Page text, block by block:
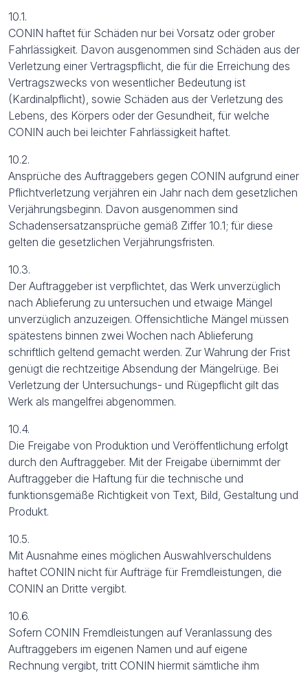
10.1.
CONIN haftet für Schäden nur bei Vorsatz oder grober
Fahrlässigkeit. Davon ausgenommen sind Schäden aus der
Verletzung einer Vertragspflicht, die für die Erreichung des
Vertragszwecks von wesentlicher Bedeutung ist
(Kardinalpflicht), sowie Schäden aus der Verletzung des
Lebens, des Körpers oder der Gesundheit, für welche
CONIN auch bei leichter Fahrlässigkeit haftet.
10.2.
Ansprüche des Auftraggebers gegen CONIN aufgrund einer
Pflichtverletzung verjähren ein Jahr nach dem gesetzlichen
Verjährungsbeginn. Davon ausgenommen sind
Schadensersatzansprüche gemäß Ziffer 10.1; für diese
gelten die gesetzlichen Verjährungsfristen.
10.3.
Der Auftraggeber ist verpflichtet, das Werk unverzüglich
nach Ablieferung zu untersuchen und etwaige Mängel
unverzüglich anzuzeigen. Offensichtliche Mängel müssen
spätestens binnen zwei Wochen nach Ablieferung
schriftlich geltend gemacht werden. Zur Wahrung der Frist
genügt die rechtzeitige Absendung der Mängelrüge. Bei
Verletzung der Untersuchungs- und Rügepflicht gilt das
Werk als mangelfrei abgenommen.
10.4.
Die Freigabe von Produktion und Veröffentlichung erfolgt
durch den Auftraggeber. Mit der Freigabe übernimmt der
Auftraggeber die Haftung für die technische und
funktionsgemäße Richtigkeit von Text, Bild, Gestaltung und
Produkt.
10.5.
Mit Ausnahme eines möglichen Auswahlverschuldens
haftet CONIN nicht für Aufträge für Fremdleistungen, die
CONIN an Dritte vergibt.
10.6.
Sofern CONIN Fremdleistungen auf Veranlassung des
Auftraggebers im eigenen Namen und auf eigene
Rechnung vergibt, tritt CONIN hiermit sämtliche ihm